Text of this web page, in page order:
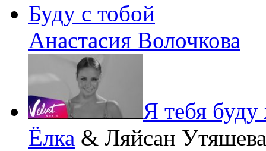
Буду с тобой
Анастасия Волочкова
Я тебя буду
Ёлка & Ляйсан Утяшева